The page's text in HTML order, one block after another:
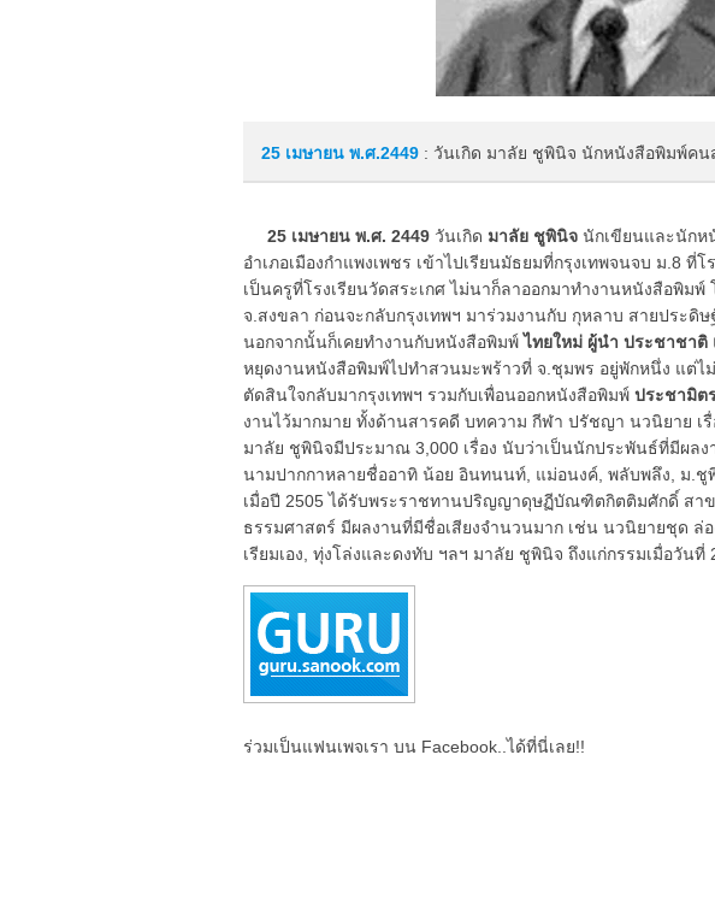
25 เมษายน พ.ศ.2449 : วันเกิด มาลัย ชูพินิจ นักหนังสือพิมพ์ค
25 เมษายน พ.ศ. 2449 วันเกิด มาลัย ชูพินิจ นักเขียนและนักห
อำเภอเมืองกำแพงเพชร เข้าไปเรียนมัธยมที่กรุงเทพจนจบ ม.8 ที่
เป็นครูที่โรงเรียนวัดสระเกศ ไม่นาก็ลาออกมาทำงานหนังสือพิม
จ.สงขลา ก่อนจะกลับกรุงเทพฯ มาร่วมงานกับ กุหลาบ สายประดิ
นอกจากนั้นก็เคยทำงานกับหนังสือพิมพ์ไทยใหม่ ผู้นำ ประชาชาติ
หยุดงานหนังสือพิมพ์ไปทำสวนมะพร้าวที่ จ.ชุมพร อยู่พักหนึ่ง แต่
ตัดสินใจกลับมากรุงเทพฯ รวมกับเพื่อนออกหนังสือพิมพ์ ประชามิต
งานไว้มากมาย ทั้งด้านสารคดี บทความ กีฬา ปรัชญา นวนิยาย เ
มาลัย ชูพินิจมีประมาณ 3,000 เรื่อง นับว่าเป็นนักประพันธ์ที่มีผล
นามปากกาหลายชื่ออาทิ น้อย อินทนนท์, แม่อนงค์, พลับพลึง, ม.ชูพิ
เมื่อปี 2505 ได้รับพระราชทานปริญญาดุษฏีบัณฑิตกิตติมศักดิ์ สา
ธรรมศาสตร์ มีผลงานที่มีชื่อเสียงจำนวนมาก เช่น นวนิยายชุด ล่
เรียมเอง, ทุ่งโล่งและดงทับ ฯลฯ มาลัย ชูพินิจ ถึงแก่กรรมเมื่อวันที่
ร่วมเป็นแฟนเพจเรา บน Facebook..ได้ที่นี่เลย!!